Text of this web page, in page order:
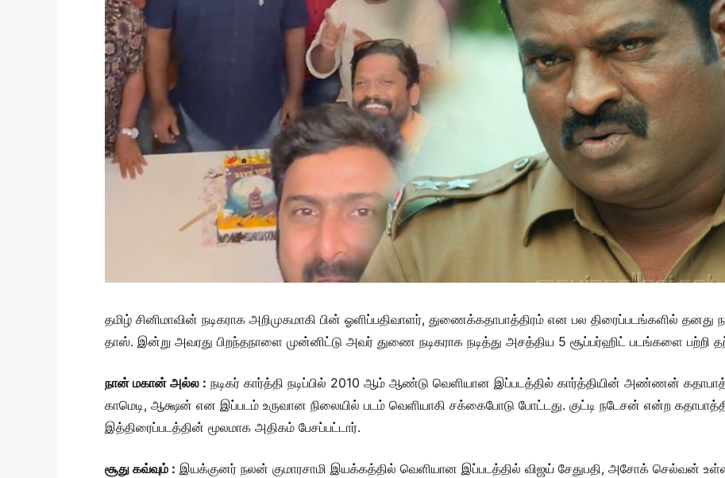
தமிழ் சினிமாவின் நடிகராக அறிமுகமாகி பின் ஓளிப்பதிவாளர், துணைக்கதாபாத்திரம் என பல திரைப்படங்களில் தனது
தாஸ். இன்று அவரது பிறந்தநாளை முன்னிட்டு அவர் துணை நடிகராக நடித்து அசத்திய 5 சூப்பர்ஹிட் படங்களை பற்றி
நான் மகான் அல்ல : நடிகர் கார்த்தி நடிப்பில் 2010 ஆம் ஆண்டு வெளியான இப்படத்தில் கார்த்தியின் அண்ணன்
காமெடி, ஆக்ஷன் என இப்படம் உருவான நிலையில் படம் வெளியாகி சக்கைபோடு போட்டது. குட்டி நடேசன் என்ற
இத்திரைப்படத்தின் மூலமாக அதிகம் பேசப்பட்டார்.
சூது கவ்வும் : இயக்குனர் நலன் குமாரசாமி இயக்கத்தில் வெளியான இப்படத்தில் விஜய் சேதுபதி, அசோக் செல்வன்